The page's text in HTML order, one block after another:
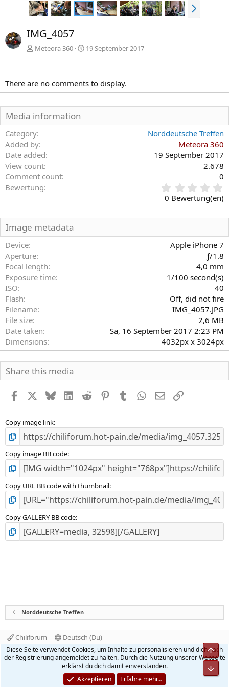
N
ä
IMG_4057
Meteora 360 19 September 2017
There are no comments to display.
Media information
Category
Norddeutsche Treffen
Added by
Meteora 360
Date added
19 September 2017
View count
2.678
Comment count
0
Bewertung
0
0
t
0 Bewertung(en)
Image metadata
Device
Apple iPhone 7
Aperture
ƒ/1.8
Focal length
4,0 mm
Exposure time
1/100 second(s)
ISO
40
Flash
Off, did not fire
Filename
IMG_4057.JPG
File size
2,6 MB
Date taken
Sa, 16 September 2017 2:23 PM
Dimensions
4032px x 3024px
Share this media
Facebook BlueskyLinkedInReddit PinterestTumblr WhatsApp
E-MailLink
Copy image link
Copy image BB code
Copy URL BB code with thumbnail
Copy GALLERY BB code
Norddeutsche Treffen
Chiliforum
Deutsch (Du)
Kontakt
Nutzungsbedingungen
Datenschutz
Hilfe und Impressum
Start
R
S
Community platform by XenForo® © 2010-2026 XenForo Ltd.
Quality Add-Ons made withbyWMTech.
Diese Seite verwendet Cookies, um Inhalte zu personalisieren und dich nach
der Registrierung angemeldet zu halten. Durch die Nutzung unserer Webseite
erklärst du dich damit einverstanden.
Akzeptieren
Erfahre mehr…